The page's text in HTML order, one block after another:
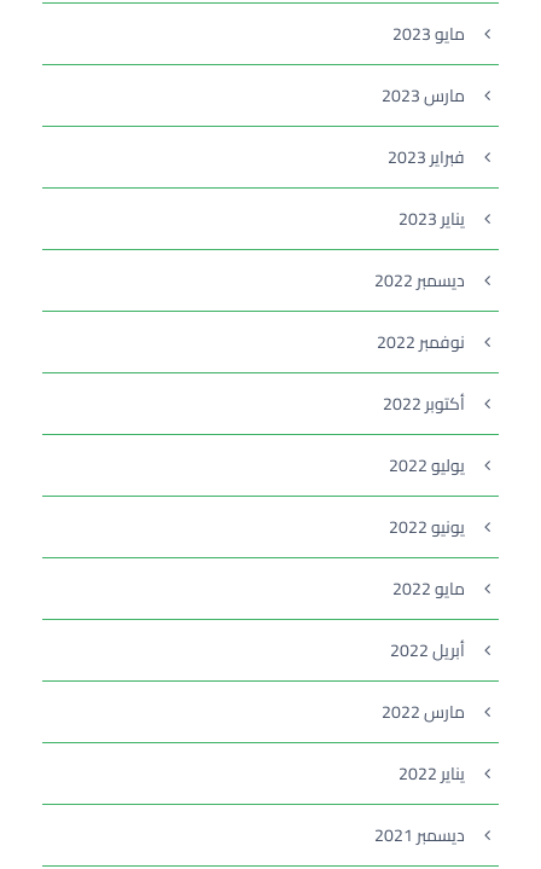
مايو 2023
مارس 2023
فبراير 2023
يناير 2023
ديسمبر 2022
نوفمبر 2022
أكتوبر 2022
يوليو 2022
يونيو 2022
مايو 2022
أبريل 2022
مارس 2022
يناير 2022
ديسمبر 2021